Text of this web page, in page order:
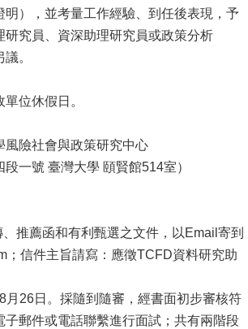
）， 並考量工作經驗、到任後表現，予
究員、 資深助理研究員或政策分析
。
位休假日。
風險社會與政策研究中心
段一號 臺灣大學 頤賢館514室）
推薦函和有利甄選之文件，以Email寄到
；信件主旨請寫：應徵TCFD資料研究助
26日。採隨到隨審， 經書面初步審核符
郵件或電話聯繫進行面試； 共有兩階段